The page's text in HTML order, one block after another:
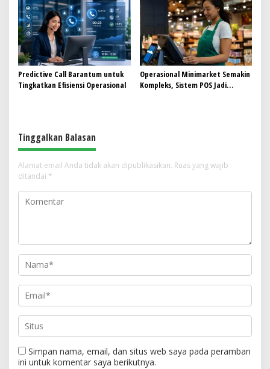
Predictive Call Barantum untuk
Tingkatkan Efisiensi Operasional
Operasional Minimarket Semakin
Kompleks, Sistem POS Jadi
Tinggalkan Balasan
Alamat email Anda tidak akan dipublikasikan. Ruas yang wajib
ditandai *
Simpan nama, email, dan situs web saya pada peramban
ini untuk komentar saya berikutnya.